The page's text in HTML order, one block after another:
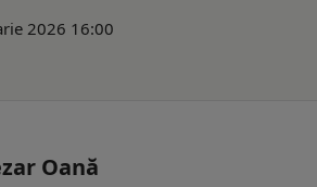
2026 16:00
Oană